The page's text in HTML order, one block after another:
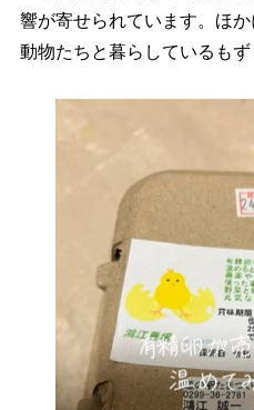
響が寄せられています。ほ
動物たちと暮らしているもず